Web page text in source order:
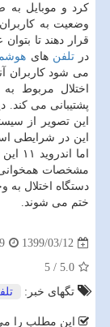
کرد و موبایل
قرار دهند تا
درتلفن های
می شود کاربران
اختلال مربوط
اما
مشخصات همخوانی
دستگاه اختلال به
ختم می شوند.
1399/03/12
5.0
/
5
تگهای خبر:
این مطلب را